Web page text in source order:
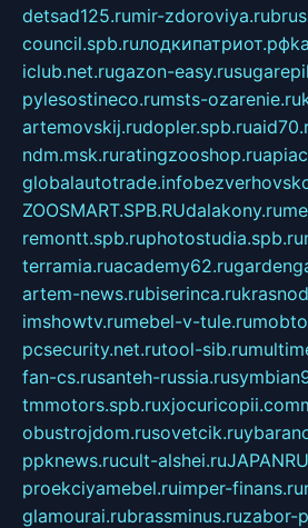
detsad125.rumir-zdoroviya.ru
council.spb.ruлодкипатриот.рф
iclub.net.rugazon-easy.ru
pylesostineco.rumsts-ozarenie.ru
artemovskij.rudopler.spb.ru
ndm.msk.ruratingzooshop.ru
globalautotrade.info
ZOOSMART.SPB.RUdalakony.ru
remontt.spb.ruphotostudia.spb.ru
terramia.ruacademy62.ru
artem-news.rubiserinca.ru
imshowtv.rumebel-v-tule.ru
pcsecurity.net.rutool-sib.ru
fan-cs.rusanteh-russia.ru
tmmotors.spb.ruxjocuricopii.com
obustrojdom.rusovetcik.ru
ppknews.rucult-alshei.ru
proekciyamebel.ruimper-finans.ru
glamourai.rubrassminus.ruzabor-